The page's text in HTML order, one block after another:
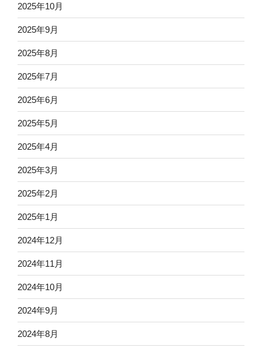
2025年10月
2025年9月
2025年8月
2025年7月
2025年6月
2025年5月
2025年4月
2025年3月
2025年2月
2025年1月
2024年12月
2024年11月
2024年10月
2024年9月
2024年8月